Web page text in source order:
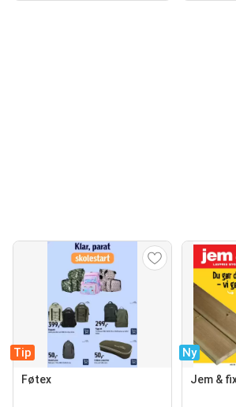
Tip
Føtex
Ny
Jem &